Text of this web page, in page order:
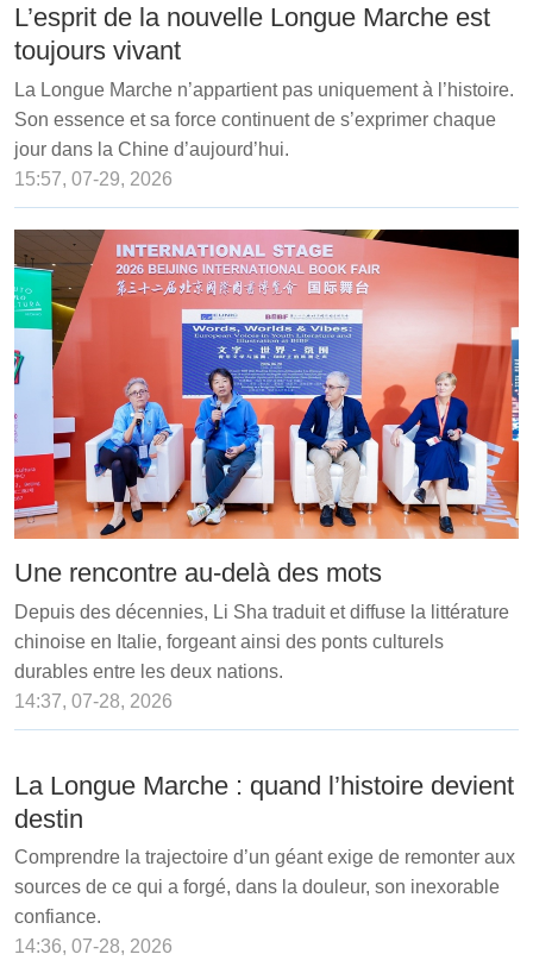
L’esprit de la nouvelle Longue Marche est
toujours vivant
La Longue Marche n’appartient pas uniquement à l’histoire.
Son essence et sa force continuent de s’exprimer chaque
jour dans la Chine d’aujourd’hui.
15:57, 07-29, 2026
Une rencontre au-delà des mots
Depuis des décennies, Li Sha traduit et diffuse la littérature
chinoise en Italie, forgeant ainsi des ponts culturels
durables entre les deux nations.
14:37, 07-28, 2026
La Longue Marche : quand l’histoire devient
destin
Comprendre la trajectoire d’un géant exige de remonter aux
sources de ce qui a forgé, dans la douleur, son inexorable
confiance.
14:36, 07-28, 2026